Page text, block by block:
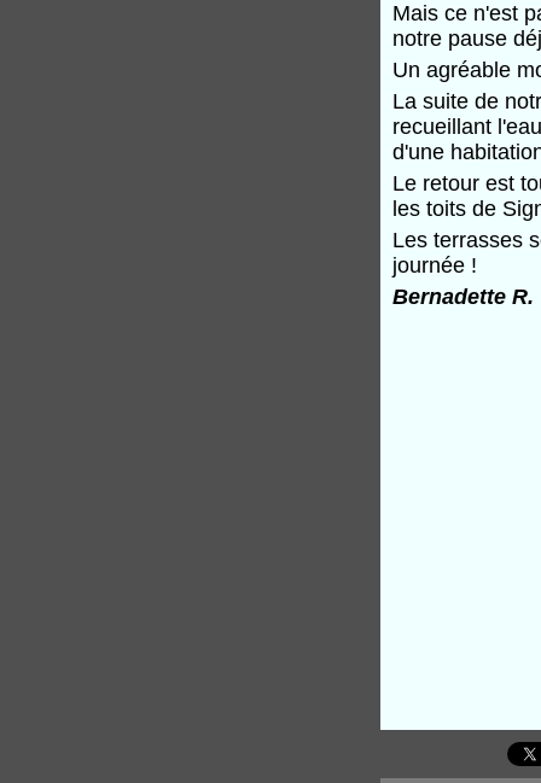
Mais ce n'est
notre pause
Un agréable
La suite de
recueillant
d'une
Le retour est
les toits de
Les terrasses
journée !
Bernadette R.